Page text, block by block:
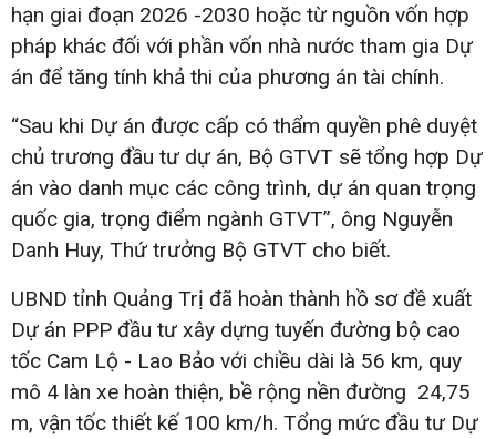
hạn giai đoạn 2026 -2030 hoặc từ nguồn vốn hợp
pháp khác đối với phần vốn nhà nước tham gia Dự
án để tăng tính khả thi của phương án tài chính.
“Sau khi Dự án được cấp có thẩm quyền phê duyệt
chủ trương đầu tư dự án, Bộ GTVT sẽ tổng hợp Dự
án vào danh mục các công trình, dự án quan trọng
quốc gia, trọng điểm ngành GTVT”, ông Nguyễn
Danh Huy, Thứ trưởng Bộ GTVT cho biết.
UBND tỉnh Quảng Trị đã hoàn thành hồ sơ đề xuất
Dự án PPP đầu tư xây dựng tuyến đường bộ cao
tốc Cam Lộ - Lao Bảo với chiều dài là 56 km, quy
mô 4 làn xe hoàn thiện, bề rộng nền đường 24,75
m, vận tốc thiết kế 100 km/h. Tổng mức đầu tư Dự